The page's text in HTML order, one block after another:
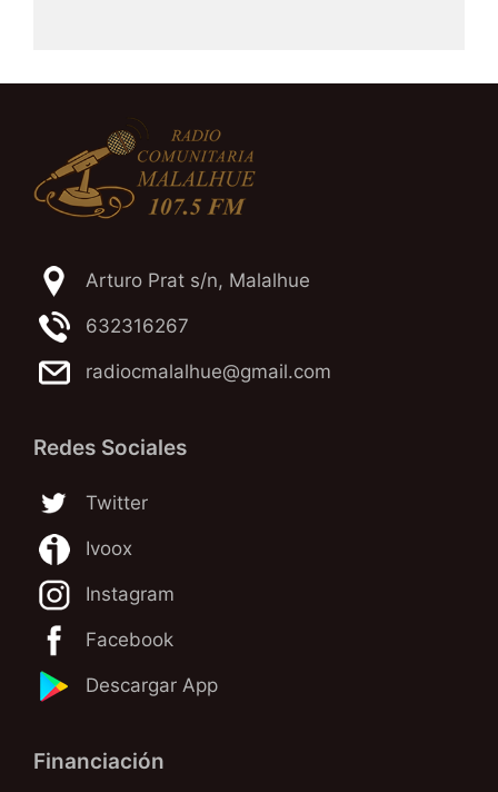
Arturo Prat s/n, Malalhue
632316267
radiocmalalhue@gmail.com
Redes Sociales
Twitter
Ivoox
Instagram
Facebook
Descargar App
Financiación